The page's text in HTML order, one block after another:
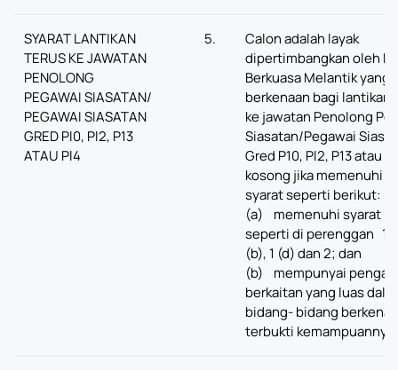
SYARAT LANTIKAN
TERUS KE JAWATAN
PENOLONG
PEGAWAI SIASATAN/
PEGAWAI SIASATAN
GRED Pl0, Pl2, P13
ATAU Pl4
5.
Calon adalah layak
dipertimbangkan oleh
Berkuasa Melantik yang
berkenaan bagi lantikan
ke jawatan Penolong
Siasatan/Pegawai
Gred P10, Pl2, P13 atau
kosong jika memenuhi
syarat seperti berikut:
(a) memenuhi syarat
seperti di perenggan 1
(b), 1 (d) dan 2; dan
(b) mempunyai
berkaitan yang luas
bidang- bidang
terbukti kemampuannya